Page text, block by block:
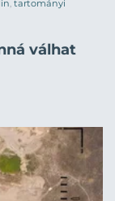
tartományi
válhat